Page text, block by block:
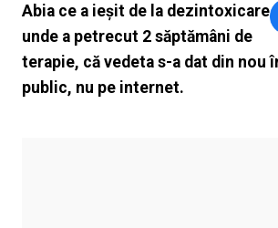
Abia ce a ieșit de la dezintoxicare
unde a petrecut 2 săptămâni de
terapie, că vedeta s-a dat din nou
public, nu pe internet.